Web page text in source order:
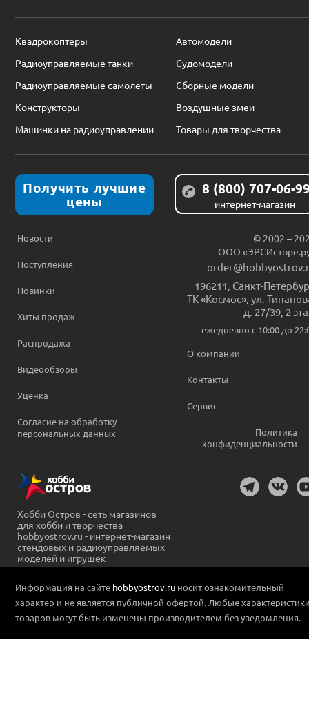
Квадрокоптеры
Автомодели
Радиоуправляемые танки
Судомодели
Радиоуправляемые самолеты
Сборные модели
Конструкторы
Воздушные змеи
Машинки на радиоуправлении
Товары для творчества
Получить лучшие
цены
8 (800) 707-06-
интернет-магазин
Новости
Поступления
Новинки
Хиты продаж
Распродажа
Видеообзоры
Уценка
Согласие на обработку
персональных данных
© 2002 –
ООО
196211, Санкт-
ТК «Космос», ул.
д. 27/39, 2
ежедневно c 10:00 до
О компании
Контакты
Сервис
Политика
конфиденциальности
Хобби Остров - сеть магазинов
для хобби и творчества
hobbyostrov.ru - интернет-магазин
стендовых и радиоуправляемых
моделей и игрушек
Информация на сайте hobbyostrov.ru носит ознакомительный
характер и не является публичной офертой. Любые
товаров могут быть изменены производителем без уведомления.